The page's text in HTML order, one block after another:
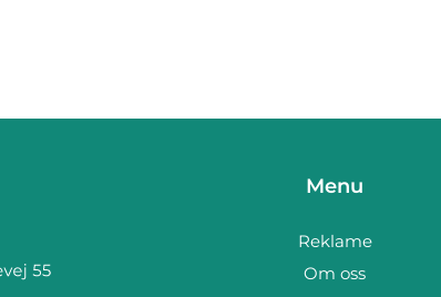
Menu
Reklame
Om oss